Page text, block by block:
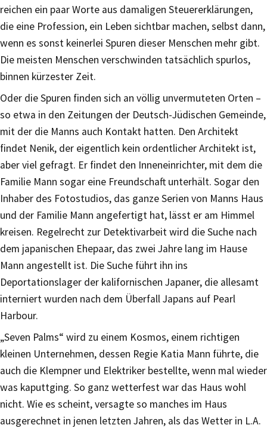
reichen ein paar Worte aus damaligen Steuererklärungen,
die eine Profession, ein Leben sichtbar machen, selbst dann,
wenn es sonst keinerlei Spuren dieser Menschen mehr gibt.
Die meisten Menschen verschwinden tatsächlich spurlos,
binnen kürzester Zeit.
Oder die Spuren finden sich an völlig unvermuteten Orten –
so etwa in den Zeitungen der Deutsch-Jüdischen Gemeinde,
mit der die Manns auch Kontakt hatten. Den Architekt
findet Nenik, der eigentlich kein ordentlicher Architekt ist,
aber viel gefragt. Er findet den Inneneinrichter, mit dem die
Familie Mann sogar eine Freundschaft unterhält. Sogar den
Inhaber des Fotostudios, das ganze Serien von Manns Haus
und der Familie Mann angefertigt hat, lässt er am Himmel
kreisen. Regelrecht zur Detektivarbeit wird die Suche nach
dem japanischen Ehepaar, das zwei Jahre lang im Hause
Mann angestellt ist. Die Suche führt ihn ins
Deportationslager der kalifornischen Japaner, die allesamt
interniert wurden nach dem Überfall Japans auf Pearl
Harbour.
„Seven Palms“ wird zu einem Kosmos, einem richtigen
kleinen Unternehmen, dessen Regie Katia Mann führte, die
auch die Klempner und Elektriker bestellte, wenn mal wieder
was kaputtging. So ganz wetterfest war das Haus wohl
nicht. Wie es scheint, versagte so manches im Haus
ausgerechnet in jenen letzten Jahren, als das Wetter in L.A.